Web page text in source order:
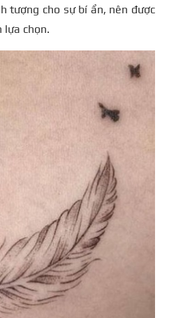
tượng cho sự bí ẩn, nên được
lựa chọn.